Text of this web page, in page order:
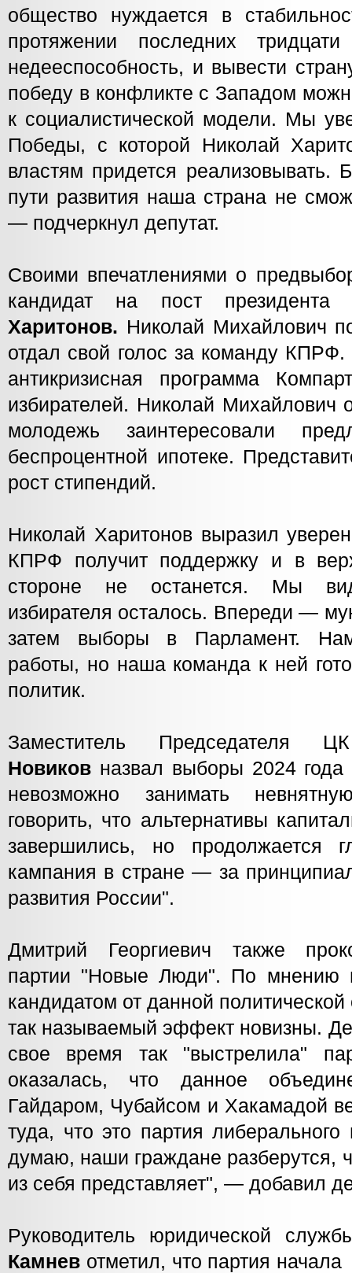
общество нуждается в
протяжении последних
недееспособность, и вывести
победу в конфликте с Западом
к социалистической модели. Мы
Победы, с которой Николай
властям придется реализовывать.
пути развития наша страна не
— подчеркнул депутат.
Своими впечатлениями о
кандидат на пост
Харитонов. Николай Михайлович
отдал свой голос за команду
антикризисная программа
избирателей. Николай Михайлович
молодежь заинтересовали
беспроцентной ипотеке.
рост стипендий.
Николай Харитонов выразил
КПРФ получит поддержку и в
стороне не останется. Мы
избирателя осталось. Впереди —
затем выборы в Парламент.
работы, но наша команда к ней
политик.
Заместитель
Новиков назвал выборы 2024
невозможно занимать
говорить, что альтернативы
завершились, но продолжается
кампания в стране — за
развития России".
Дмитрий Георгиевич также
партии "Новые Люди". По мнению
кандидатом от данной политической
так называемый эффект новизны.
свое время так "выстрелила"
оказалась, что данное
Гайдаром, Чубайсом и Хакамадой
туда, что это партия
думаю, наши граждане разберутся,
из себя представляет", — добавил
Руководитель юридической
Камнев отметил, что партия